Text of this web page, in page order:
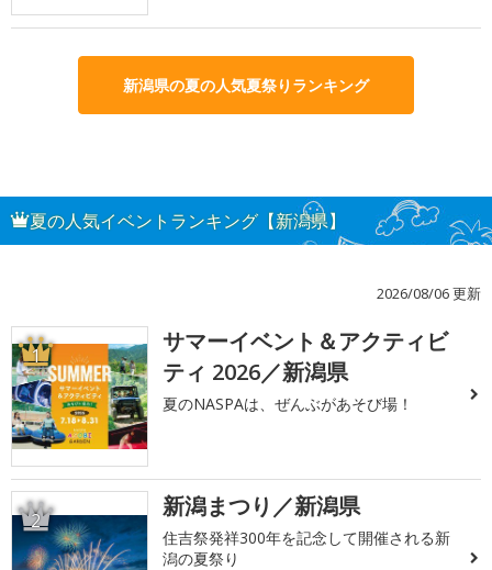
新潟県の夏の人気夏祭りランキング
夏の人気イベントランキング【新潟県】
2026/08/06 更新
1
サマーイベント＆アクティビ
ティ 2026／新潟県
夏のNASPAは、ぜんぶがあそび場！
2 新潟まつり／新潟県
住吉祭発祥300年を記念して開催される新
潟の夏祭り